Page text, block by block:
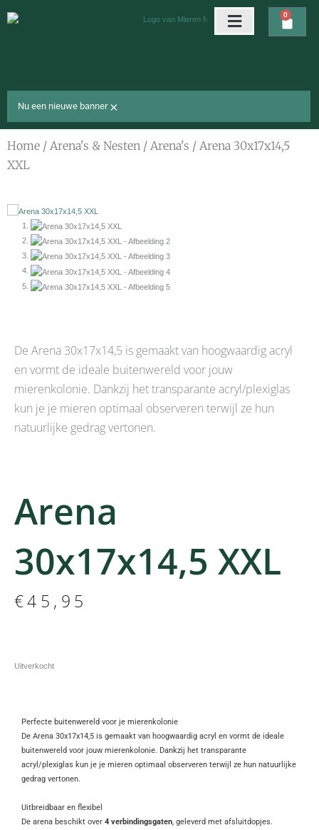
naar
0
Nu een nieuwe banner ×
Home / Arena's & Nesten / Arena's / Arena 30x17x14,5
XXL
De Arena 30x17x14,5 is gemaakt van hoogwaardig acryl
en vormt de ideale buitenwereld voor jouw
mierenkolonie. Dankzij het transparante acryl/plexiglas
kun je je mieren optimaal observeren terwijl ze hun
natuurlijke gedrag vertonen.
Arena
30x17x14,5 XXL
€45,95
Uitverkocht
Perfecte buitenwereld voor je mierenkolonie
De Arena 30x17x14,5 is gemaakt van hoogwaardig acryl en vormt de ideale
buitenwereld voor jouw mierenkolonie. Dankzij het transparante
acryl/plexiglas kun je je mieren optimaal observeren terwijl ze hun natuurlijke
gedrag vertonen.
Uitbreidbaar en flexibel
De arena beschikt over 4 verbindingsgaten , geleverd met afsluitdopjes.